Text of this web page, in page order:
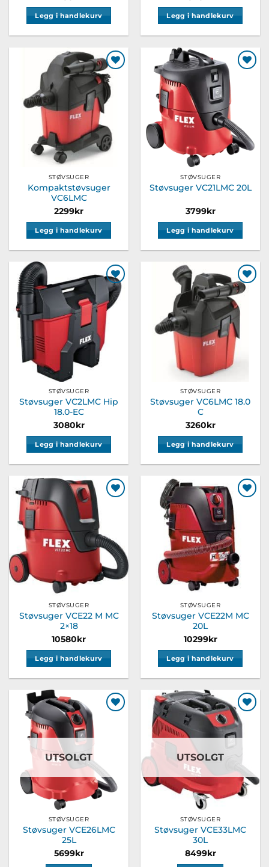
Legg i handlekurv Legg i handlekurv
Legg til
ønskeliste
STØVSUGER
Kompaktstøvsuger
VC6LMC
2299kr
Legg i handlekurv
Legg til
ønskeliste
STØVSUGER
Støvsuger VC21LMC 20L
3799kr
Legg i handlekurv
Legg til
ønskeliste
STØVSUGER
Støvsuger VC2LMC Hip
18.0-EC
3080kr
Legg i handlekurv
Legg til
ønskeliste
STØVSUGER
Støvsuger VC6LMC 18.0
C
3260kr
Legg i handlekurv
Legg til
ønskeliste
STØVSUGER
Støvsuger VCE22 M MC
2×18
10580kr
Legg i handlekurv
Legg til
ønskeliste
STØVSUGER
Støvsuger VCE22M MC
20L
10299kr
Legg i handlekurv
Legg til
ønskeliste
UTSOLGT
STØVSUGER
Støvsuger VCE26LMC
25L
5699kr
Legg til
ønskeliste
UTSOLGT
STØVSUGER
Støvsuger VCE33LMC
30L
8499kr